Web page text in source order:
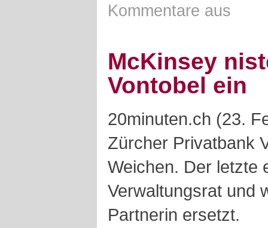
Kommentare aus
McKinsey
Vontobel ein
20minuten.ch (23.
Zürcher Privatbank
Weichen. Der letzte
Verwaltungsrat und
Partnerin ersetzt.